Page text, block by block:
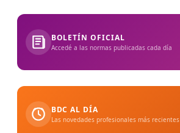
BOLETÍN OFICIAL
Accedé a las normas publicadas cada día
BDC AL DÍA
Las novedades profesionales más recientes